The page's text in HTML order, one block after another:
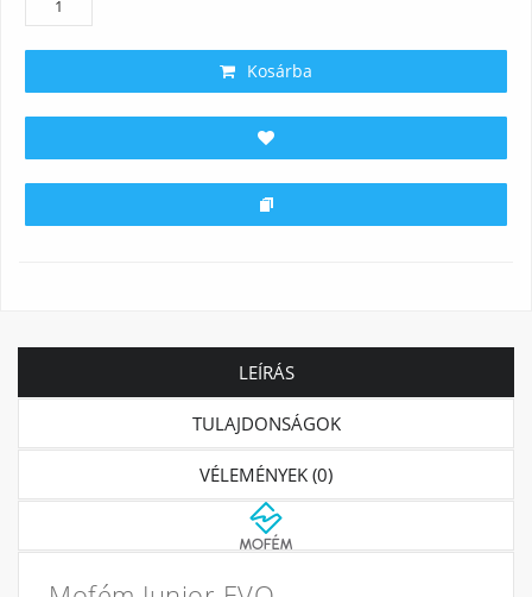
Kosárba
LEÍRÁS
TULAJDONSÁGOK
VÉLEMÉNYEK (0)